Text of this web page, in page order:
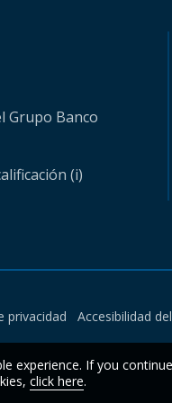
Grupo Banco
(i)
privacidad Accesibilidad
experience. If you
click here.